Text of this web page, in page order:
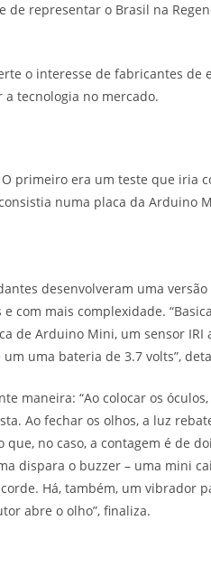
representar o Brasil na
o interesse de fabricantes de
tecnologia no mercado.
primeiro era um teste que iria
numa placa da Arduino
desenvolveram uma
com mais complexidade.
de Arduino Mini, um sensor IRI
uma bateria de 3.7 volts”,
maneira: “Ao colocar os
Ao fechar os olhos, a luz
no caso, a contagem é de
dispara o buzzer – uma mini
Há, também, um vibrador
abre o olho”, finaliza.